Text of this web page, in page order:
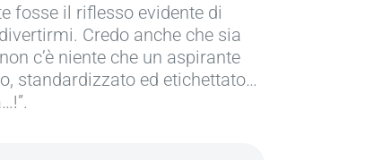
fosse il riflesso evidente di
Credo anche che sia
c’è niente che un aspirante
standardizzato ed etichettato…